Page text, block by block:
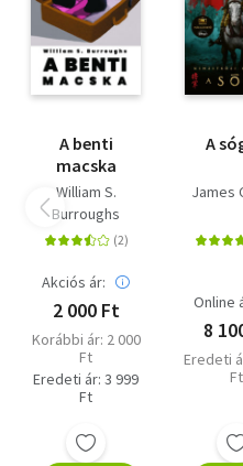
A benti
macska
William S.
Burroughs
Akciós ár:
2 000 Ft
Korábbi ár: 2 000
Ft
Eredeti ár: 3 999
Ft
A
James
Online
8
Eredeti
Ft